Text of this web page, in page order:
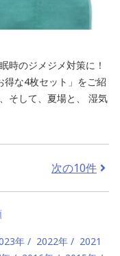
時のジメジメ対策に！
得な4枚セット」をご紹
そして、夏場と、 湿気
次の10件
年 2022年
2021